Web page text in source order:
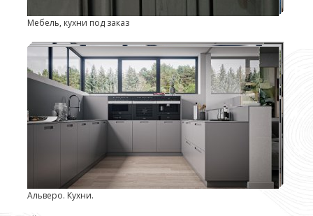
Мебель, кухни под заказ
Альверо. Кухни.